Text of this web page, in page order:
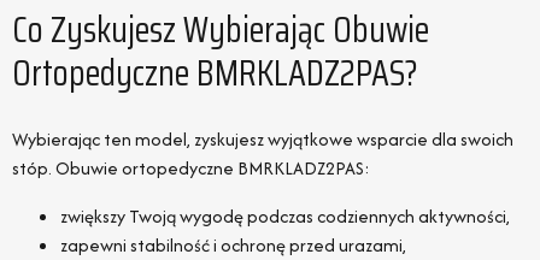
Co Zyskujesz Wybierając Obuwie
Ortopedyczne BMRKLADZ2PAS?
Wybierając ten model, zyskujesz wyjątkowe wsparcie dla swoich
stóp. Obuwie ortopedyczne BMRKLADZ2PAS:
zwiększy Twoją wygodę podczas codziennych aktywności,
zapewni stabilność i ochronę przed urazami,